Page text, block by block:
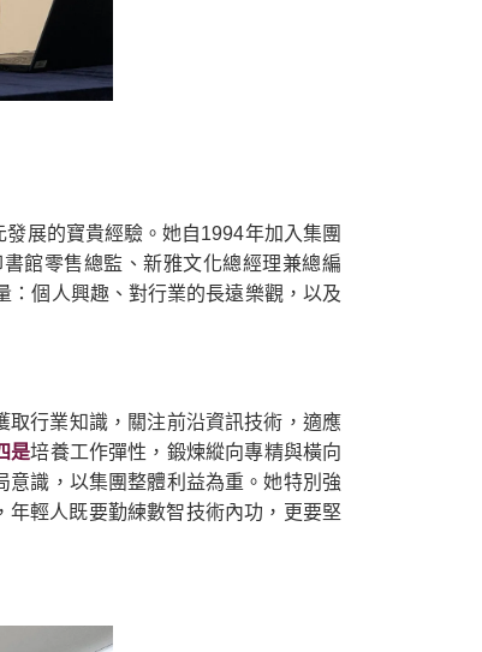
展的寶貴經驗。她自1994年加入集團
館零售總監、新雅文化總經理兼總編
：個人興趣、對行業的長遠樂觀，以及
取行業知識，關注前沿資訊技術，適應
是培養工作彈性，鍛煉縱向專精與橫向
意識，以集團整體利益為重。她特別強
輕人既要勤練數智技術內功，更要堅